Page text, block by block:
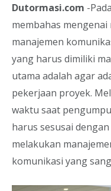
Dutormasi.com -
membahas
manajemen
yang harus dimiliki
utama adalah agar
pekerjaan proyek.
waktu saat
harus sesusai
melakukan
komunikasi yang